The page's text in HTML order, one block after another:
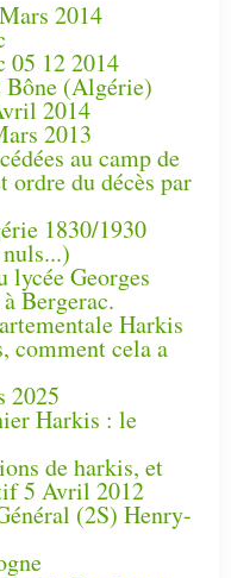
2014
05 12 2014
(Algérie)
2014
2013
au camp de
ordre du décès par
1830/1930
Georges
Bergerac.
Harkis
comment cela a
2025
Harkis : le
de harkis, et
5 Avril 2012
(2S) Henry-